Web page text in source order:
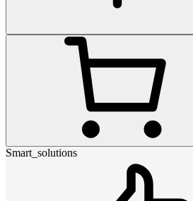
Smart_solutions